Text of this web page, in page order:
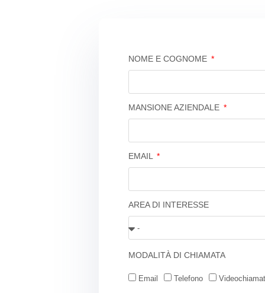
NOME E COGNOME
MANSIONE AZIENDALE
EMAIL
AREA DI INTERESSE
MODALITÀ DI CHIAMATA
Email Telefono